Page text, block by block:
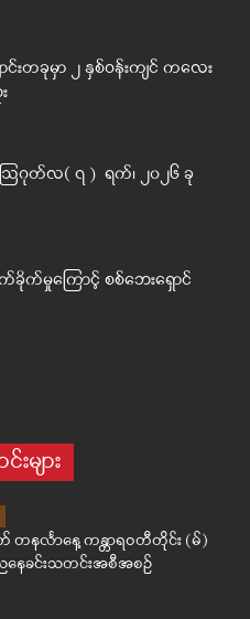
းတခုမှာ ၂ နှစ်ဝန်းကျင် ကလေး
ဂုတ်လ( ၇ ) ရက်၊ ၂၀၂၆ ခု
က်မှုကြောင့် စစ်ဘေးရှောင်
များ
နင်္လာနေ့ ကန္တာရဝတီတိုင်း (မ်)
နေခင်းသတင်းအစီအစဉ်